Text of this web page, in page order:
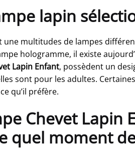
lapin
une multitudes de lampes
hologramme, il existe
Lapin Enfant, possèdent un
sont pour les adultes.
qu’il préfère.
Chevet Lapin
quel moment